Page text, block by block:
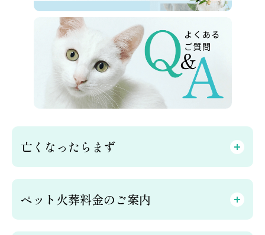
亡くなったらまず
ペット火葬料金のご案内